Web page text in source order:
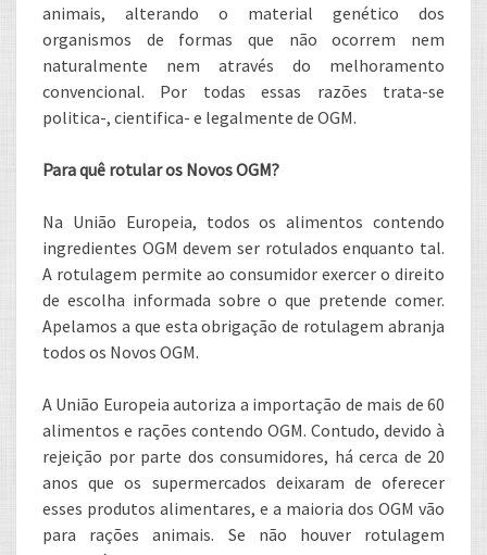
animais, alterando o material genético dos
organismos de formas que não ocorrem nem
naturalmente nem através do melhoramento
convencional. Por todas essas razões trata-se
politica-, cientifica- e legalmente de OGM.
Para quê rotular os Novos OGM?
Na União Europeia, todos os alimentos contendo
ingredientes OGM devem ser rotulados enquanto tal.
A rotulagem permite ao consumidor exercer o direito
de escolha informada sobre o que pretende comer.
Apelamos a que esta obrigação de rotulagem abranja
todos os Novos OGM.
A União Europeia autoriza a importação de mais de 60
alimentos e rações contendo OGM. Contudo, devido à
rejeição por parte dos consumidores, há cerca de 20
anos que os supermercados deixaram de oferecer
esses produtos alimentares, e a maioria dos OGM vão
para rações animais. Se não houver rotulagem